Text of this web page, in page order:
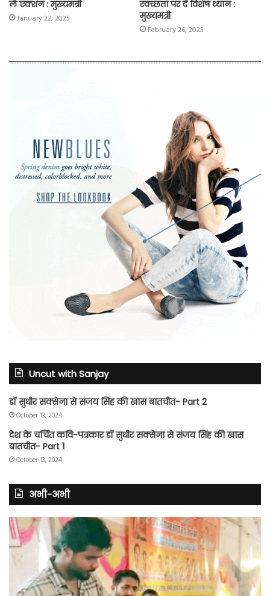
लें एक्शन : मुख्यमंत्री
January 22, 2025
स्वच्छता पर दें विशेष ध्यान :
मुख्यमंत्री
February 26, 2025
Uncut with Sanjay
डॉ सुधीर सक्सेना से संजय सिंह की खास बातचीत- Part 2
October 13, 2024
देश के चर्चित कवि-पत्रकार डॉ सुधीर सक्सेना से संजय सिंह की खास
बातचीत- Part 1
October 13, 2024
अभी-अभी